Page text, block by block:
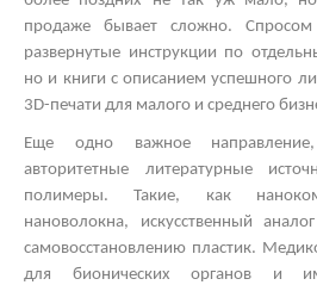
продаже бывает сложно.
развернутые инструкции по
но и книги с описанием успешного
3D-печати для малого и среднего
Еще одно важное
авторитетные литературные
полимеры. Такие, как
нановолокна, искусственный
самовосстановлению пластик.
для бионических органов и